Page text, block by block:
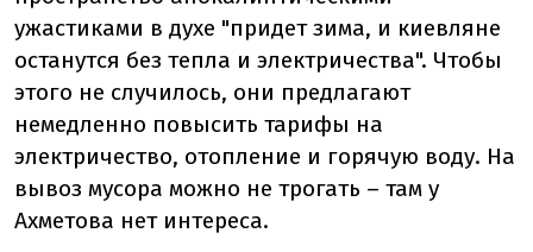
ужастиками в духе "придет зима, и киевляне
останутся без тепла и электричества". Чтобы
этого не случилось, они предлагают
немедленно повысить тарифы на
электричество, отопление и горячую воду. На
вывоз мусора можно не трогать – там у
Ахметова нет интереса.